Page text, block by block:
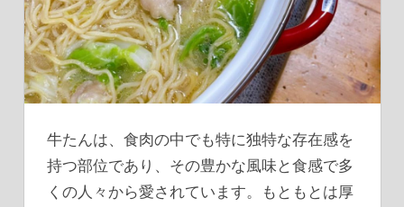
牛たんは、食肉の中でも特に独特な存在感を
持つ部位であり、その豊かな風味と食感で多
くの人々から愛されています。
もともとは厚